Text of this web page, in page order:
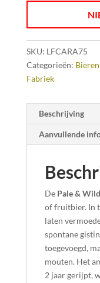
SKU: LFCARA75
Categorieën:
Fabriek
Beschrijving
Aanvullende
De Pale &
of fruitbier. In
laten
spontane
toegevoegd,
mouten. Het
2 jaar gerijpt,